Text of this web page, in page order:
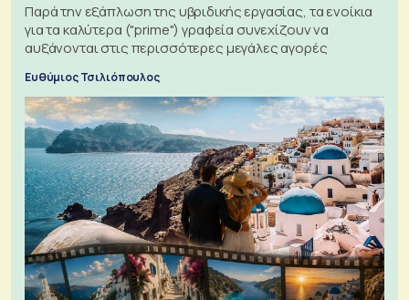
Παρά την εξάπλωση της υβριδικής εργασίας, τα ενοίκια
για τα καλύτερα ("prime") γραφεία συνεχίζουν να
αυξάνονται στις περισσότερες μεγάλες αγορές
Ευθύμιος Τσιλιόπουλος